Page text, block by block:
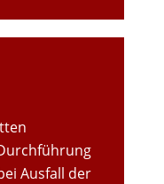
Ausfall der